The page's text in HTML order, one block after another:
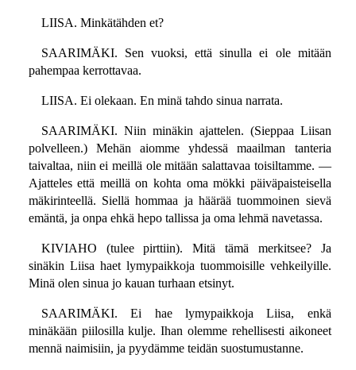
LIISA. Minkätähden et?
SAARIMÄKI. Sen vuoksi, että sinulla ei ole mitään
pahempaa kerrottavaa.
LIISA. Ei olekaan. En minä tahdo sinua narrata.
SAARIMÄKI. Niin minäkin ajattelen. (Sieppaa Liisan
polvelleen.) Mehän aiomme yhdessä maailman tanteria
taivaltaa, niin ei meillä ole mitään salattavaa toisiltamme. —
Ajatteles että meillä on kohta oma mökki päiväpaisteisella
mäkirinteellä. Siellä hommaa ja häärää tuommoinen sievä
emäntä, ja onpa ehkä hepo tallissa ja oma lehmä navetassa.
KIVIAHO (tulee pirttiin). Mitä tämä merkitsee? Ja
sinäkin Liisa haet lymypaikkoja tuommoisille vehkeilyille.
Minä olen sinua jo kauan turhaan etsinyt.
SAARIMÄKI. Ei hae lymypaikkoja Liisa, enkä
minäkään piilosilla kulje. Ihan olemme rehellisesti aikoneet
mennä naimisiin, ja pyydämme teidän suostumustanne.